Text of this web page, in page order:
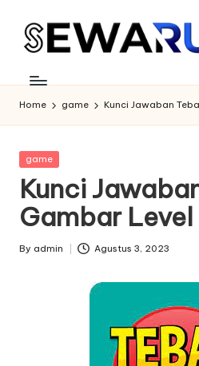
Home game Kunci Jawaban
Posted
game
Kunci
Gambar Level
Posted
By admin Agustus 3, 2023